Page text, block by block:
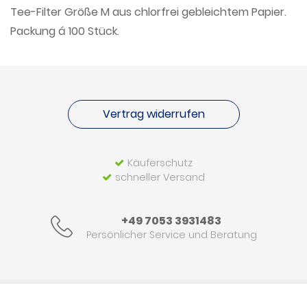
Tee-Filter Größe M aus chlorfrei gebleichtem Papier.
Packung á 100 Stück.
Vertrag widerrufen
Käuferschutz
schneller Versand
+49 7053 3931483
Persönlicher Service und Beratung